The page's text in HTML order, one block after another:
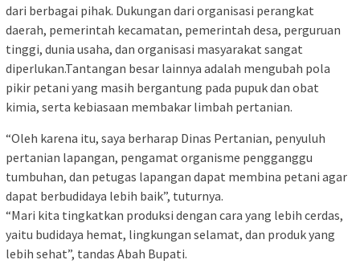
dari berbagai pihak. Dukungan dari organisasi perangkat
daerah, pemerintah kecamatan, pemerintah desa, perguruan
tinggi, dunia usaha, dan organisasi masyarakat sangat
diperlukan.Tantangan besar lainnya adalah mengubah pola
pikir petani yang masih bergantung pada pupuk dan obat
kimia, serta kebiasaan membakar limbah pertanian.
“Oleh karena itu, saya berharap Dinas Pertanian, penyuluh
pertanian lapangan, pengamat organisme pengganggu
tumbuhan, dan petugas lapangan dapat membina petani agar
dapat berbudidaya lebih baik”, tuturnya.
“Mari kita tingkatkan produksi dengan cara yang lebih cerdas,
yaitu budidaya hemat, lingkungan selamat, dan produk yang
lebih sehat”, tandas Abah Bupati.